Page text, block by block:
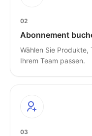
02
Abonnement
Wählen Sie
Ihrem Team passen.
03